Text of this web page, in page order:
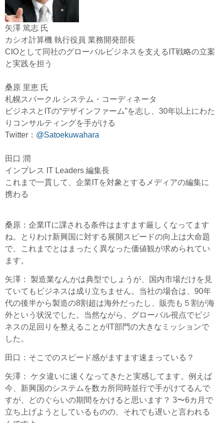
矢澤 篤志 氏
カシオ計算機 執行役員 業務開発部長
CIOとして同社のグローバルビジネスを支えるIT戦略の立案
と実践を担う
桑原 里恵 氏
札幌スパークル システム・コーディネータ
ビジネスとITの“デザインファーム”を志し、30年以上にわた
りコンサルティングを手がける
Twitter： @Satoekuwahara
田口 潤
インプレス IT Leaders 編集長
これまで一貫して、企業ITを対象とするメディアの編集に
携わる
桑原 ：企業ITに課される条件はますます厳しくなってます
ね。とりわけ新興国に対する展開スピードの向上は大命題
で、これまでとはまったく異なった価値観が求められてい
ます。
矢澤 ： 製造業なんかは典型でしょうが、国内市場だけを見
ていてもビジネスは成り立ちません。当社の場合は、90年
代の後半から製造の8割超は海外だったし、販売も５割が海
外という状況でした。当然ながら、グローバル視点でビジ
ネスの足回りを整えることがIT部門の大きなミッションで
した。
田口 ：そこでのスピード感がますます速まっている？
矢澤 ： ケタ違いに速くなってきたと実感してます。例えば
今、新興国のシステムを数カ所同時並行で手がけてるんで
すが、どのぐらいの期間をかけると思います？ 3〜6カ月で
立ち上げようとしているものの、それでも遅いと言われる